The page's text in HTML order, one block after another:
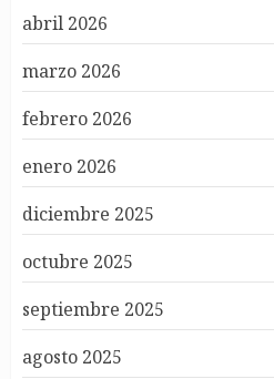
abril 2026
marzo 2026
febrero 2026
enero 2026
diciembre 2025
octubre 2025
septiembre 2025
agosto 2025